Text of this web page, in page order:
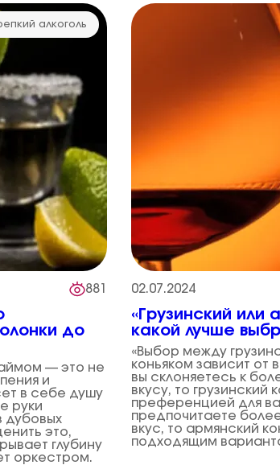
алкоголь
881
до
— это не
и
в себе душу
руки
дубовых
это,
глубину
оркестром.
02.07.2024
«Грузинский или
какой лучше
«Выбор между
коньяком зависит от
вы склоняетесь к
вкусу, то грузинский
преференцией для
предпочитаете
вкус, то армянский
подходящим